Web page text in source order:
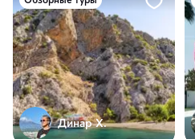
Динар Х.